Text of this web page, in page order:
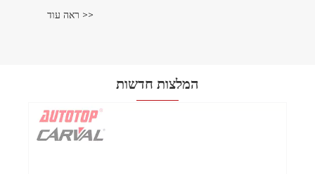
המלצות חדשות